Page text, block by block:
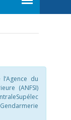
du
(ANFSI)